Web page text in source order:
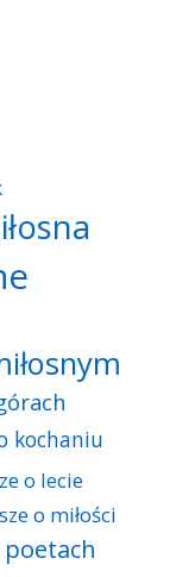
kochaniu
o lecie
o miłości